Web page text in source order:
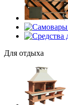
Для отдыха